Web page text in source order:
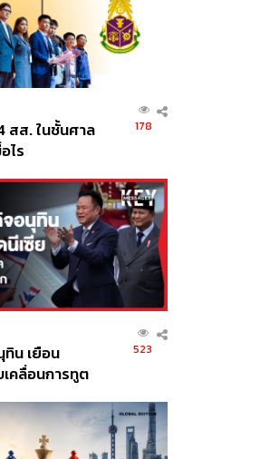
สส. ในชั้นศาล
ไร
178
น เยือน
คลื่อนการทูต
ร์ไทย –
523